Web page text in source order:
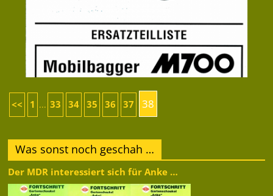
<< 1 ... 33 34 35 36 37 38
Was sonst noch geschah …
Der MDR interessiert sich für Anke …